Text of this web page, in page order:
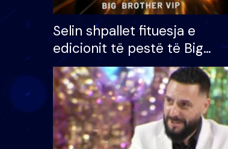
Selin shpallet fituesja e
edicionit të pestë të Big
Brother VIP, rrëmben
çmimin e madh prej 100
mijë eurosh